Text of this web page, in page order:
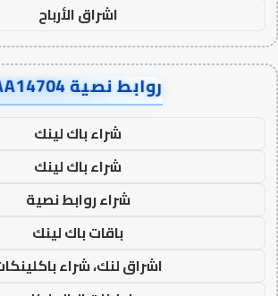
اشراق الأرباح
روابط نصية AA14704
شراء باك لينك
شراء باك لينك
شراء روابط نصية
باقات باك لينك
اشراق لنك، شراء